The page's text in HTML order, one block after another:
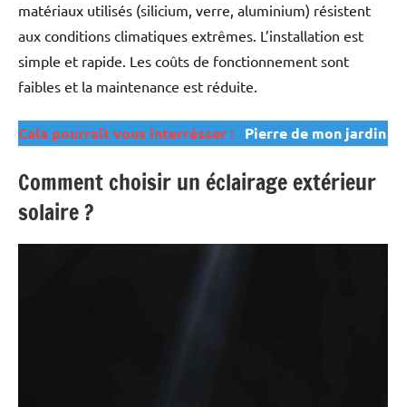
matériaux utilisés (silicium, verre, aluminium) résistent
aux conditions climatiques extrêmes. L’installation est
simple et rapide. Les coûts de fonctionnement sont
faibles et la maintenance est réduite.
Cela pourrait vous interrésser : Pierre de mon jardin
Comment choisir un éclairage extérieur
solaire ?